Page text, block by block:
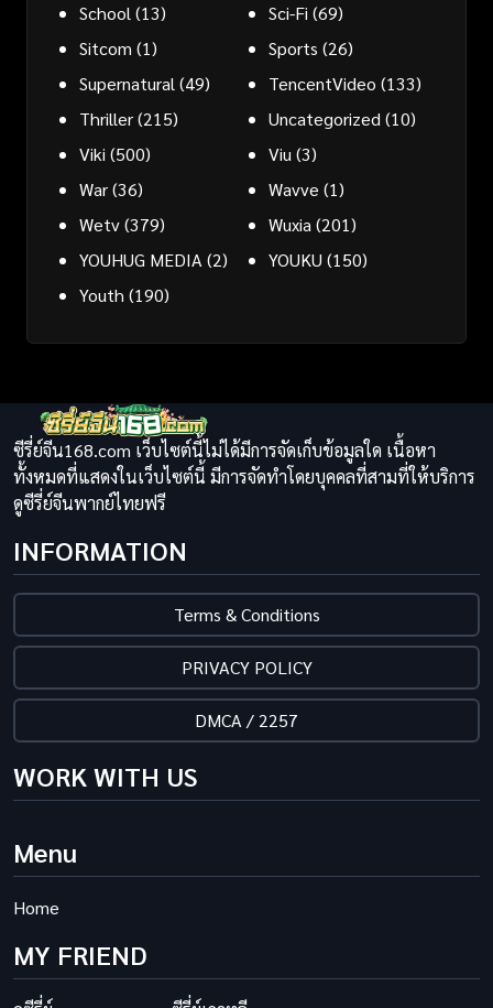
School(13) Sci-Fi (69)
Sitcom (1) Sports (26)
Supernatural(49) TencentVideo (133)
Thriller(215) Uncategorized(10)
Viki (500) Viu(3)
War(36) Wavve (1)
Wetv(379) Wuxia(201)
YOUHUG MEDIA(2) YOUKU (150)
Youth (190)
ซีรี่ย์จีน168.com เว็บไซต์นี้ไม่ได้มีการจัดเก็บข้อมูลใด เนื้อหา
ทั้งหมดที่แสดงในเว็บไซต์นี้ มีการจัดทำโดยบุคคลที่สามที่ให้บริการ
ดูซีรี่ย์จีนพากย์ไทยฟรี
INFORMATION
Terms & Conditions
PRIVACY POLICY
DMCA / 2257
WORK WITH US
Menu
Home
MY FRIEND